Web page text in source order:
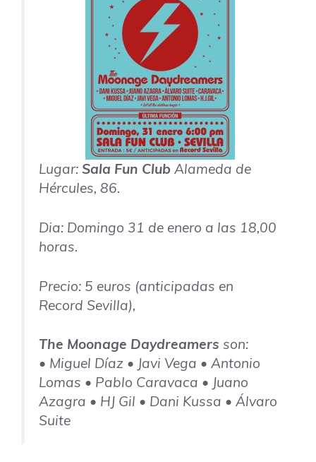
Lugar: Sala Fun Club Alameda de
Hércules, 86.
Dia: Domingo 31 de enero a las 18,00
horas.
Precio: 5 euros (anticipadas en
Record Sevilla),
The Moonage Daydreamers son:
• Miguel Díaz • Javi Vega • Antonio
Lomas • Pablo Caravaca • Juano
Azagra • HJ Gil • Dani Kussa • Álvaro
Suite